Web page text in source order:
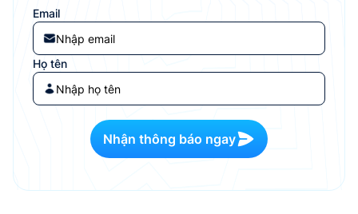
Email
Họ tên
Nhận thông báo ngay